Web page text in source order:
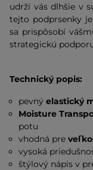
udrží vás dlhšie v
tejto podprsenky
sa prispôsobí
strategickú
Technický popis:
pevnýelastický
Moisture
potu
vhodná pre
vysoká
štýlový nápis v